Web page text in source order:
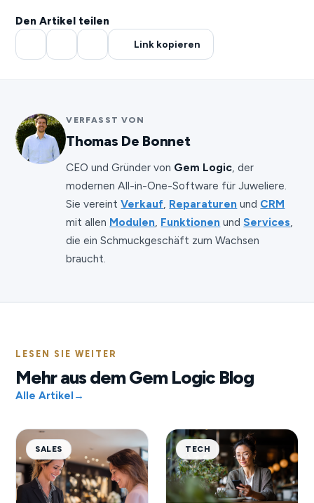
Den Artikel teilen
Link kopieren
VERFASST VON
Thomas De Bonnet
CEO und Gründer von Gem Logic, der
modernen All-in-One-Software für Juweliere.
Sie vereintVerkauf, Reparaturen und CRM
mit allen Modulen, Funktionen und Services,
die ein Schmuckgeschäft zum Wachsen
braucht.
LESEN SIE WEITER
Mehr aus dem Gem Logic Blog
Alle Artikel →
SALES TECH